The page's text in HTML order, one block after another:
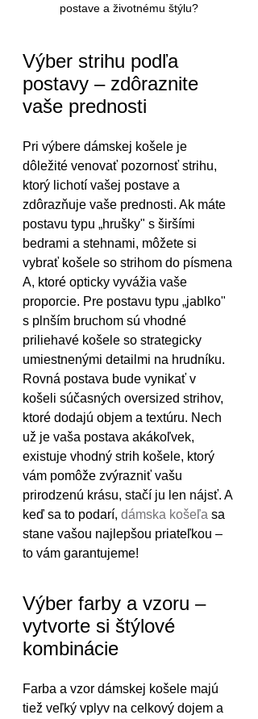
postave a životnému štýlu?
Výber strihu podľa
postavy – zdôraznite
vaše prednosti
Pri výbere dámskej košele je
dôležité venovať pozornosť strihu,
ktorý lichotí vašej postave a
zdôrazňuje vaše prednosti. Ak máte
postavu typu „hrušky" s širšími
bedrami a stehnami, môžete si
vybrať košele so strihom do písmena
A, ktoré opticky vyvážia vaše
proporcie. Pre postavu typu „jablko"
s plnším bruchom sú vhodné
priliehavé košele so strategicky
umiestnenými detailmi na hrudníku.
Rovná postava bude vynikať v
košeli súčasných oversized strihov,
ktoré dodajú objem a textúru. Nech
už je vaša postava akákoľvek,
existuje vhodný strih košele, ktorý
vám pomôže zvýrazniť vašu
prirodzenú krásu, stačí ju len nájsť. A
keď sa to podarí, dámska košeľa sa
stane vašou najlepšou priateľkou –
to vám garantujeme!
Výber farby a vzoru –
vytvorte si štýlové
kombinácie
Farba a vzor dámskej košele majú
tiež veľký vplyv na celkový dojem a